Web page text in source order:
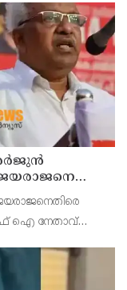
ജയരാജനെ
ഐ നേതാവ്
തോമസ് പങ്കു